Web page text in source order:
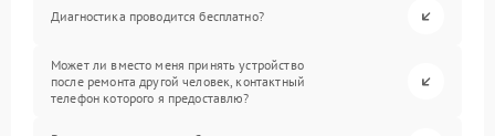
Диагностика проводится бесплатно?
Может ли вместо меня принять устройство
после ремонта другой человек, контактный
телефон которого я предоставлю?